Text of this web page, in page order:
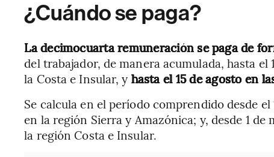
¿Cuándo se paga?
La decimocuarta remuneración se paga de
del trabajador, de manera acumulada, hasta
la Costa e Insular, y hasta el 15 de agosto en
Se calcula en el período comprendido desde
en la región Sierra y Amazónica; y, desde 1
la región Costa e Insular.